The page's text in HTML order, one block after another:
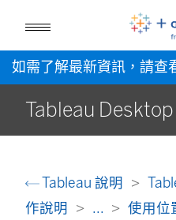
如需了解最新資訊，請查
Tableau
Tableau 說明
作說明
... 使用位